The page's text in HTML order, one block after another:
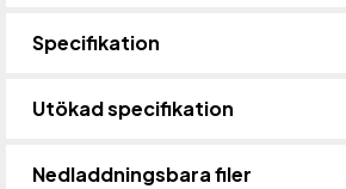
Specifikation
Utökad specifikation
Nedladdningsbara filer